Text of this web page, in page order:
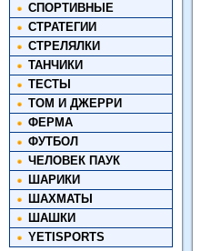
СПОРТИВНЫЕ
СТРАТЕГИИ
СТРЕЛЯЛКИ
ТАНЧИКИ
ТЕСТЫ
ТОМ И ДЖЕРРИ
ФЕРМА
ФУТБОЛ
ЧЕЛОВЕК ПАУК
ШАРИКИ
ШАХМАТЫ
ШАШКИ
YETISPORTS